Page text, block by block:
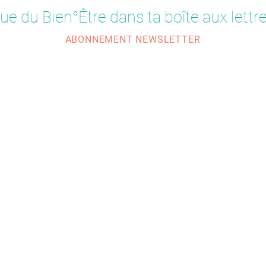
du Bien°Être dans ta boîte aux
ABONNEMENT NEWSLETTER